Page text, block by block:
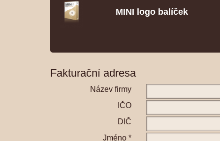
MINI logo balíček
Fakturační adresa
Název firmy
IČO
DIČ
Jméno *